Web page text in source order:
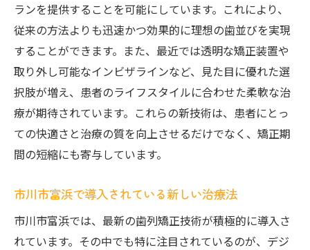
ランを提供することを可能にしています。これにより、
従来の方法よりも迅速かつ効果的に理想の歯並びを実現
することができます。また、最近では透明な矯正装置や
取り外し可能なインビザラインなど、見た目に優れた選
択肢が増え、患者のライフスタイルに合わせた柔軟な治
療が期待されています。これらの新技術は、患者にとっ
ての快適さと治療の質を向上させるだけでなく、矯正期
間の短縮にも寄与しています。
市川市富浜で導入されている新しい治療法
市川市富浜では、最新の歯列矯正技術が積極的に導入さ
れています。その中でも特に注目されているのが、デジ